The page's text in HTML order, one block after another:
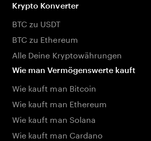
Krypto Konverter
BTC zu USDT
BTC zu Ethereum
Alle Deine Kryptowährungen
Wie man Vermögenswerte kauft
Wie kauft man Bitcoin
Wie kauft man Ethereum
Wie kauft man Solana
Wie kauft man Cardano